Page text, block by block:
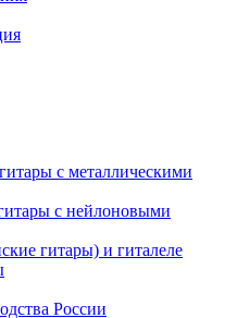
с металлическими
с нейлоновыми
гитары) и гиталеле
России